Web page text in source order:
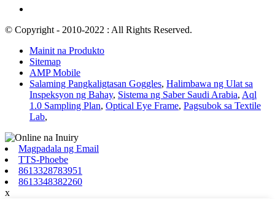
© Copyright - 2010-2022 : All Rights Reserved.
Mainit na Produkto
Sitemap
AMP Mobile
Salaming Pangkaligtasan Goggles, Halimbawa ng Ulat sa
Inspeksyon ng Bahay, Sistema ng Saber Saudi Arabia, Aql
1.0 Sampling Plan, Optical Eye Frame, Pagsubok sa Textile
Lab,
Magpadala ng Email
TTS-Phoebe
8613328783951
8613348382260
x